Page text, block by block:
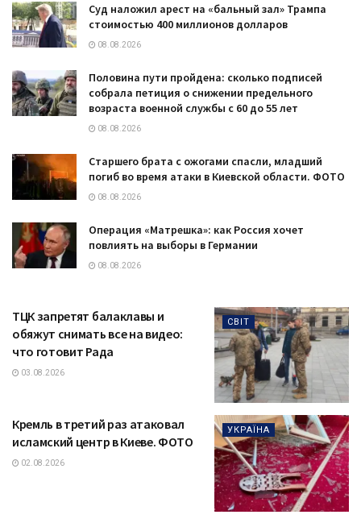
Суд наложил арест на «бальный зал» Трампа
стоимостью 400 миллионов долларов
08.08.2026
Половина пути пройдена: сколько подписей
собрала петиция о снижении предельного
возраста военной службы с 60 до 55 лет
08.08.2026
Старшего брата с ожогами спасли, младший
погиб во время атаки в Киевской области. ФОТО
08.08.2026
Операция «Матрешка»: как Россия хочет
повлиять на выборы в Германии
08.08.2026
СВІТ
ТЦК запретят балаклавы и
обяжут снимать все на видео:
что готовит Рада
03.08.2026
УКРАЇНА
Кремль в третий раз атаковал
исламский центр в Киеве. ФОТО
02.08.2026